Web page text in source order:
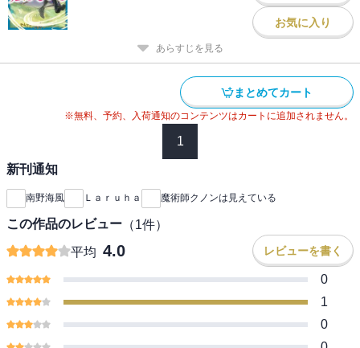
お気に入り
あらすじを見る
まとめてカート
※無料、予約、入荷通知のコンテンツはカートに追加されません。
1
新刊通知
南野海風 Ｌａｒｕｈａ 魔術師クノンは見えている
この作品のレビュー （1件）
平均 4.0 レビューを書く
0
1
0